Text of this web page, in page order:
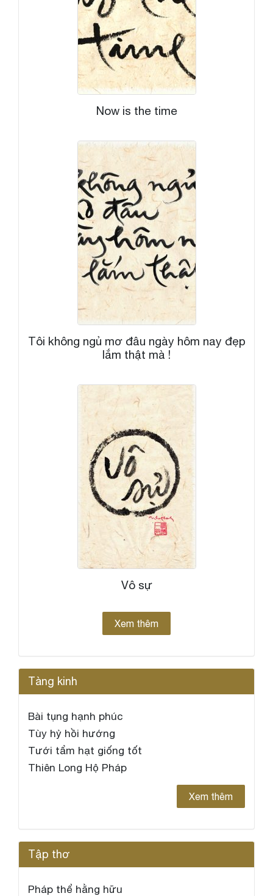
Now is the time
Tôi không ngủ mơ đâu ngày hôm nay đẹp
lắm thật mà !
Vô sự
Xem thêm
Tàng kinh
Bài tụng hạnh phúc
Tùy hỷ hồi hướng
Tưới tẩm hạt giống tốt
Thiên Long Hộ Pháp
Xem thêm
Tập thơ
Pháp thể hằng hữu